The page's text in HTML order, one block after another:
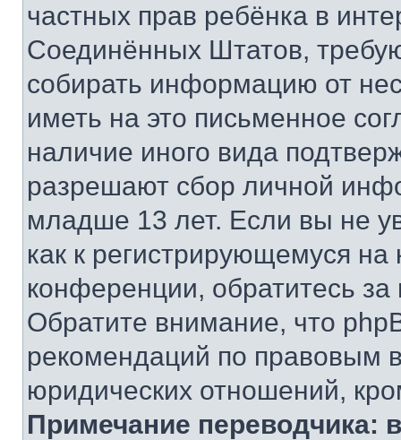
частных прав ребёнка в
Соединённых Штатов,
собирать информацию от
иметь на это письменное
наличие иного вида
разрешают сбор личной
младше 13 лет. Если вы не
как к регистрирующемуся
конференции, обратитесь
Обратите внимание, что
рекомендаций по правовым
юридических отношений,
Примечание переводчика: